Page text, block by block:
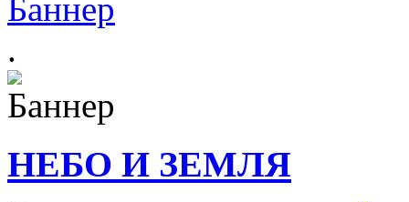
.
НЕБО И ЗЕМЛЯ